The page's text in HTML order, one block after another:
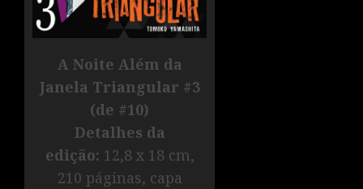
A Noite Além da
Janela Triangular #3
(de #10)
Detalhes da
edição: 12,8 x 18 cm,
210 páginas, capa